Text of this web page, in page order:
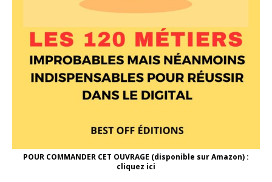
POUR COMMANDER CET OUVRAGE (disponible sur Amazon) :
cliquez ici